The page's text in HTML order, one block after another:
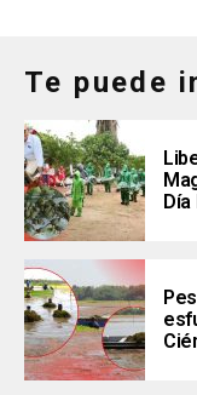
Te puede